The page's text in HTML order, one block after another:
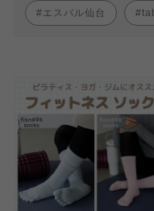
エスパル仙台